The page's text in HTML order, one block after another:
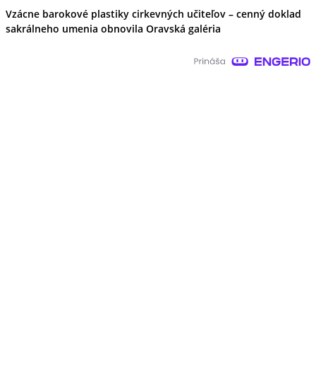
Vzácne barokové plastiky cirkevných učiteľov – cenný doklad
sakrálneho umenia obnovila Oravská galéria